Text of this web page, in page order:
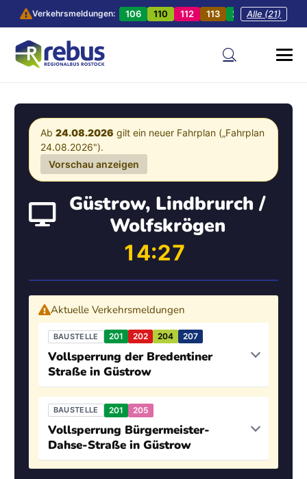
Verkehrsmeldungen: 106 110 112 113 201 202
Alle (21)
Ab 24.08.2026 gilt ein neuer Fahrplan („Fahrplan
24.08.2026").
Vorschau anzeigen
Güstrow, Lindbrurch /
Wolfskrögen
14:27
Aktuelle Verkehrsmeldungen
BAUSTELLE 201 202 204 207
Vollsperrung der Bredentiner
Straße in Güstrow
BAUSTELLE 201 205
Vollsperrung Bürgermeister-
Dahse-Straße in Güstrow